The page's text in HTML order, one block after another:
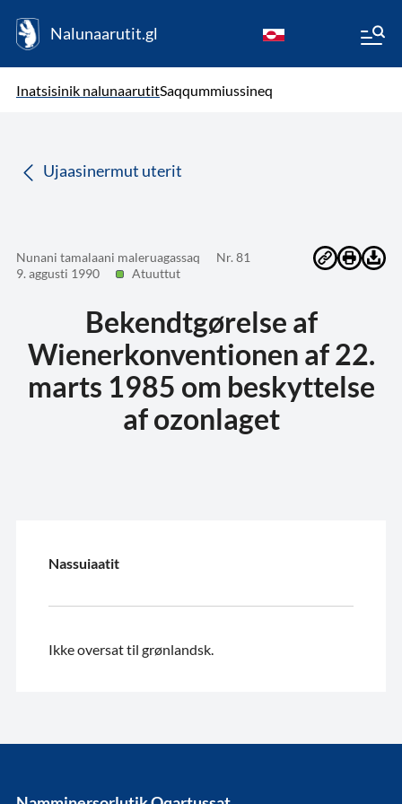
Nalunaarutit.gl
Inatsisinik nalunaarutitSaqqummiussineq
Ujaasinermut uterit
Nunani tamalaani maleruagassaq
Nr. 81
9. aggusti 1990
Atuuttut
Bekendtgørelse af
Wienerkonventionen af 22.
marts 1985 om beskyttelse
af ozonlaget
Nassuiaatit
Ikke oversat til grønlandsk.